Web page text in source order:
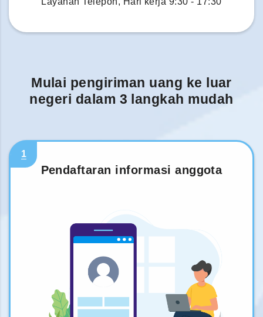
Mulai pengiriman uang ke luar
negeri dalam 3 langkah mudah
1
Pendaftaran informasi anggota